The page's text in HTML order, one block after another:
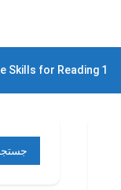
Skills for Reading 1
جستجو
برای: